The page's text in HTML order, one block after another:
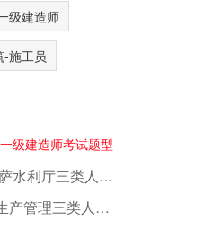
级建造师
-施工员
级建造师考试题型
2023版西藏拉萨水利厅三类人员A证在线测试真题库
江苏建筑安全生产管理三类人员在线模拟考前押题